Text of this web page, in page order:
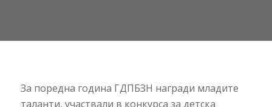
За поредна година ГДПБЗН награди младите
таланти, участвали в конкурса за детска